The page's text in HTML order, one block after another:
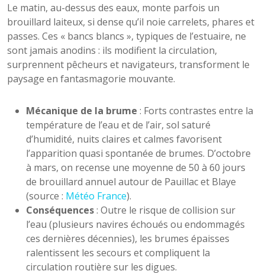
Le matin, au-dessus des eaux, monte parfois un
brouillard laiteux, si dense qu’il noie carrelets, phares et
passes. Ces « bancs blancs », typiques de l’estuaire, ne
sont jamais anodins : ils modifient la circulation,
surprennent pêcheurs et navigateurs, transforment le
paysage en fantasmagorie mouvante.
Mécanique de la brume : Forts contrastes entre la
température de l’eau et de l’air, sol saturé
d’humidité, nuits claires et calmes favorisent
l’apparition quasi spontanée de brumes. D’octobre
à mars, on recense une moyenne de 50 à 60 jours
de brouillard annuel autour de Pauillac et Blaye
(source : Météo France).
Conséquences: Outre le risque de collision sur
l’eau (plusieurs navires échoués ou endommagés
ces dernières décennies), les brumes épaisses
ralentissent les secours et compliquent la
circulation routière sur les digues.